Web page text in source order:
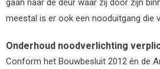
gaan naar de deur waar zij door zijn
meestal is er ook een nooduitgang die
Onderhoud noodverlichting
Conform het Bouwbesluit 2012 én de